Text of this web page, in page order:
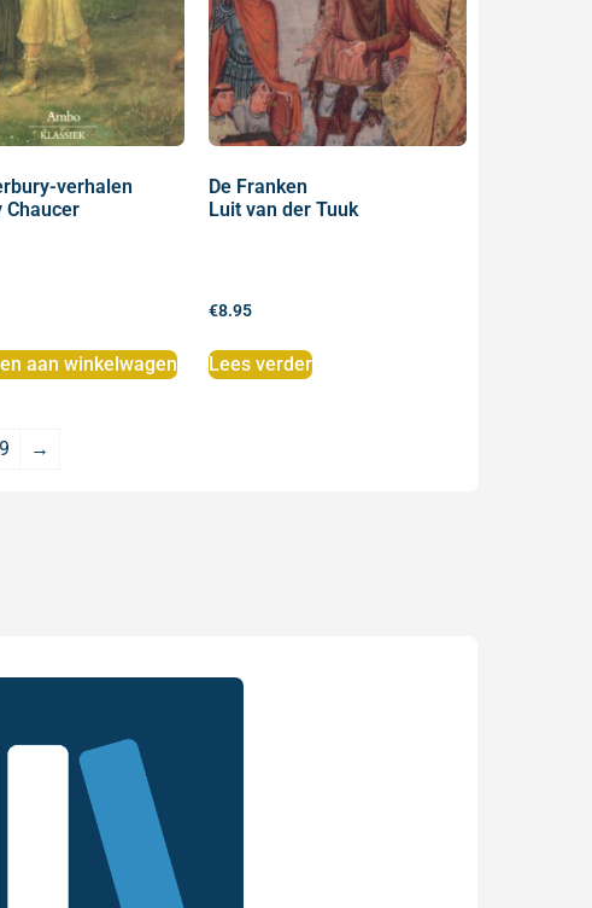
verhalen
Chaucer
aan winkelwagen
De Franken
Luit van der Tuuk
€8.95
Lees verder
9 →